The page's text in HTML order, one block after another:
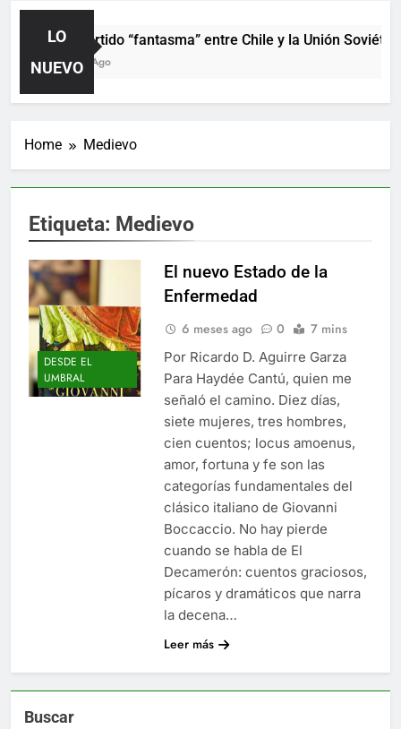
LO
NUEVO
El partido “fantasma” entre Chile y la Unión
1 Día Ago
Home Medievo
Etiqueta: Medievo
DESDE EL
UMBRAL
El nuevo Estado de la
Enfermedad
6 meses ago 0 7 mins
Por Ricardo D. Aguirre Garza
Para Haydée Cantú, quien me
señaló el camino. Diez días,
siete mujeres, tres hombres,
cien cuentos; locus amoenus,
amor, fortuna y fe son las
categorías fundamentales del
clásico italiano de Giovanni
Boccaccio. No hay pierde
cuando se habla de El
Decamerón: cuentos graciosos,
pícaros y dramáticos que narra
la decena…
Leer más
Buscar